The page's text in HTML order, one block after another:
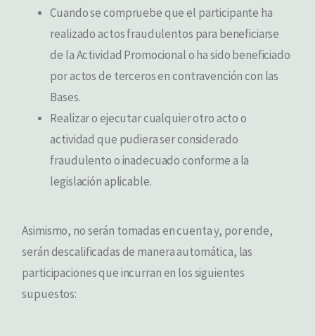
Cuando se compruebe que el participante ha
realizado actos fraudulentos para beneficiarse
de la Actividad Promocional o ha sido beneficiado
por actos de terceros en contravención con las
Bases.
Realizar o ejecutar cualquier otro acto o
actividad que pudiera ser considerado
fraudulento o inadecuado conforme a la
legislación aplicable.
Asimismo, no serán tomadas en cuenta y, por ende,
serán descalificadas de manera automática, las
participaciones que incurran en los siguientes
supuestos: